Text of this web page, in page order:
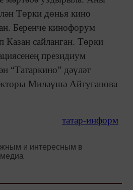
Төрки дөнья кино
Беренче кинофорум
сайланган. Төрки
президиум
“Татаркино” дәүләт
Миләүшә Айтуганова
татар-информ
и интересным в